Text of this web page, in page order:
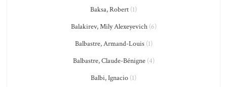
Baksa, Robert (1)
Balakirev, Mily Alexeyevich(6)
Balbastre, Armand-Louis(1)
Balbastre, Claude-Bénigne(4)
Balbi, Ignacio (1)